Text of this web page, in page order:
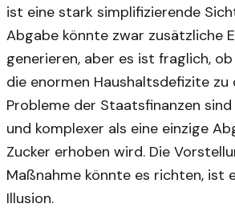
ist eine stark simplifizierende
Abgabe könnte zwar zusätzliche
generieren, aber es ist fraglich,
die enormen Haushaltsdefizite zu
Probleme der Staatsfinanzen
und komplexer als eine einzige
Zucker erhoben wird. Die
Maßnahme könnte es richten, ist
Illusion.